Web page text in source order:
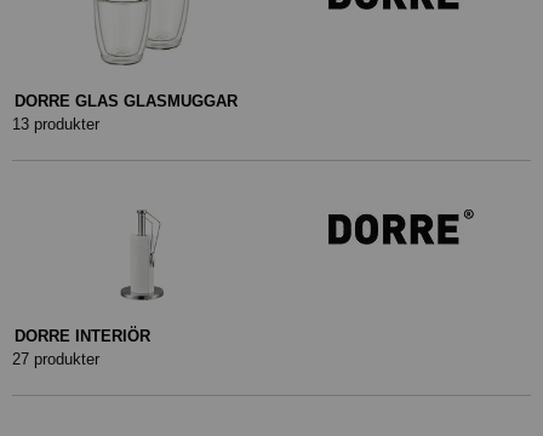
DORRE GLAS GLASMUGGAR
13 produkter
DORRE INTERIÖR
27 produkter